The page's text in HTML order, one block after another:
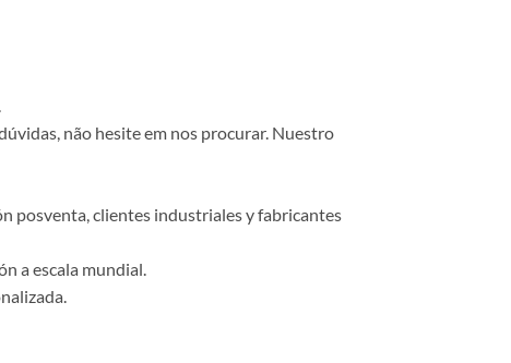
não hesite em nos procurar. Nuestro
posventa, clientes industriales y fabricantes
a escala mundial.